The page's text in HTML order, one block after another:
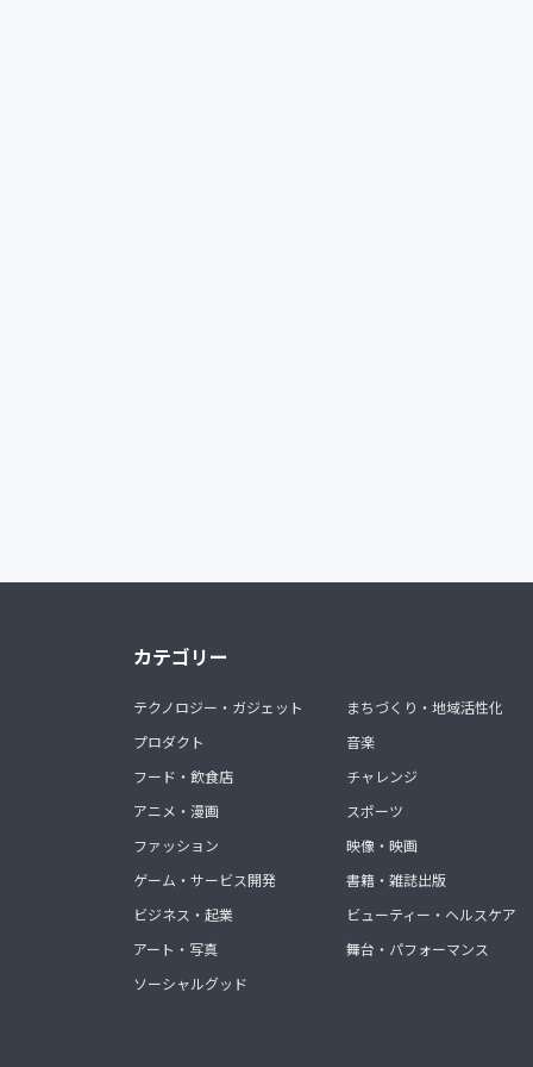
カテゴリー
テクノロジー・ガジェット
プロダクト
フード・飲食店
アニメ・漫画
ファッション
ゲーム・サービス開発
ビジネス・起業
アート・写真
ソーシャルグッド
まちづくり・地域活性化
音楽
チャレンジ
スポーツ
映像・映画
書籍・雑誌出版
ビューティー・ヘルスケア
舞台・パフォーマンス